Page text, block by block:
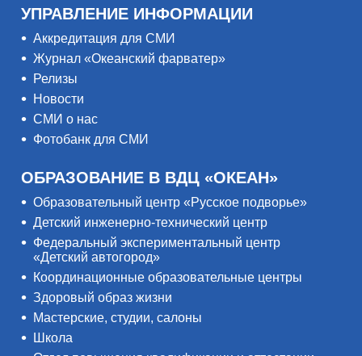
УПРАВЛЕНИЕ ИНФОРМАЦИИ
Аккредитация для СМИ
Журнал «Океанский фарватер»
Релизы
Новости
СМИ о нас
Фотобанк для СМИ
ОБРАЗОВАНИЕ В ВДЦ «ОКЕАН»
Образовательный центр «Русское подворье»
Детский инженерно-технический центр
Федеральный экспериментальный центр
«Детский автогород»
Координационные образовательные центры
Здоровый образ жизни
Мастерские, студии, салоны
Школа